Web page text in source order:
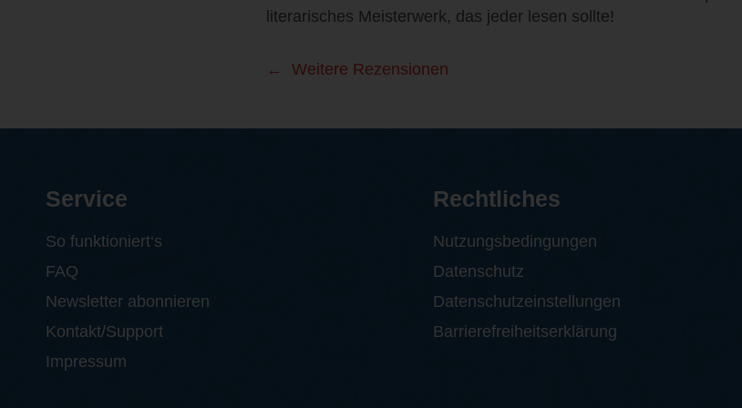
literarisches Meisterwerk, das jeder lesen sollte!
Weitere Rezensionen
Service
So funktioniert‘s
FAQ
Newsletter abonnieren
Kontakt/Support
Impressum
Rechtliches
Nutzungsbedingungen
Datenschutz
Datenschutzeinstellungen
Barrierefreiheitserklärung